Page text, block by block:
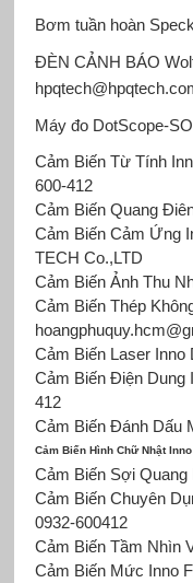
Bơm tuần hoàn
ĐÈN CẢNH BÁO
Máy đo DotScope-
Cảm Biến Từ Tính
600-412
Cảm Biến Quang
Cảm Biến Cảm Ứng
TECH Co.,LTD
Cảm Biến Ảnh Thu
Cảm Biến Thép
Cảm Biến Laser Inno
Cảm Biến Điện Dung
412
Cảm Biến Đánh Dấu
Cảm Biến Hình Chữ Nhật
Cảm Biến Sợi
Cảm Biến Chuyên
0932-600412
Cảm Biến Tầm Nhìn
Cảm Biến Mức Inno